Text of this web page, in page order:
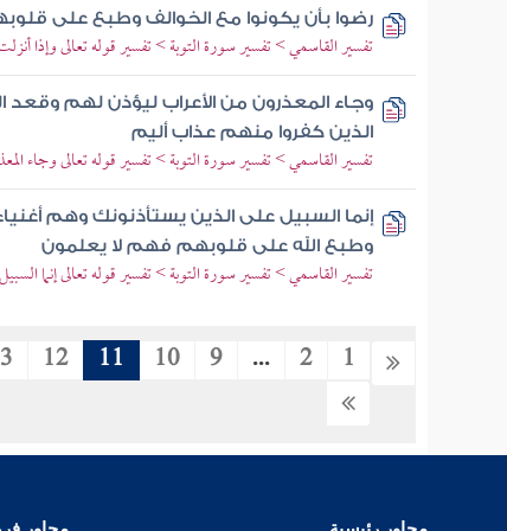
رضوا بأن يكونوا مع الخوالف وطبع على
تفسير القاسمي > تفسير سورة التوبة > تفسير قوله تعالى وإذا
وجاء المعذرون من الأعراب ليؤذن لهم وقعد
الذين كفروا منهم عذاب أليم
تفسير القاسمي > تفسير سورة التوبة > تفسير قوله تعالى وجاء
إنما السبيل على الذين يستأذنونك وهم
وطبع الله على قلوبهم فهم لا يعلمون
تفسير القاسمي > تفسير سورة التوبة > تفسير قوله تعالى إنما
1
2
...
9
10
11
12